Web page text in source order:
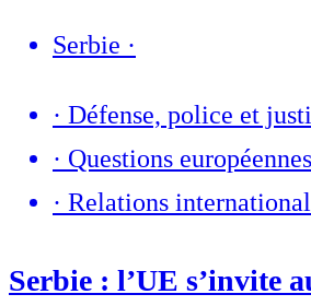
Serbie ·
· Défense, police et
· Questions européennes
· Relations
Serbie : l’UE s’invite